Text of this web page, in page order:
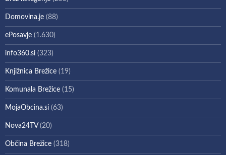
Domovina.je (88)
ePosavje (1.630)
info360.si (323)
Knjižnica Brežice (19)
Komunala Brežice (15)
MojaObcina.si (63)
Nova24TV(20)
Občina Brežice (318)